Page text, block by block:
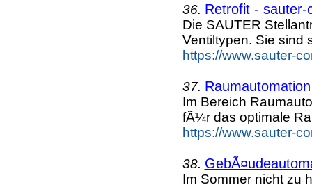
36. Retrofit - sauter-
Die SAUTER
Ventiltypen. Sie sind
https://www.sauter-
37.
Im Bereich
fÃ¼r das optimale
https://www.sauter-
38.
Im Sommer nicht zu